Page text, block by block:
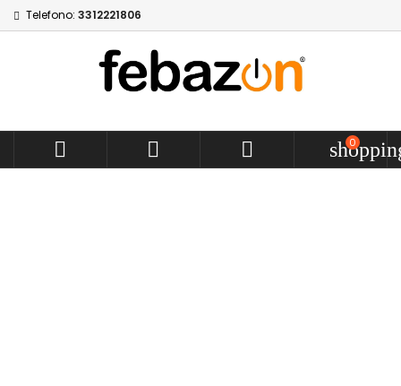
Telefono: 3312221806
   0